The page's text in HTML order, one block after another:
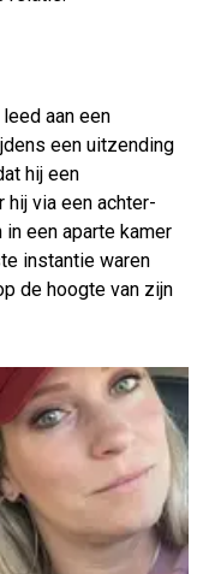
aan een
een uitzending
hij een
hij via een achter-
een aparte kamer
instantie waren
de hoogte van zijn